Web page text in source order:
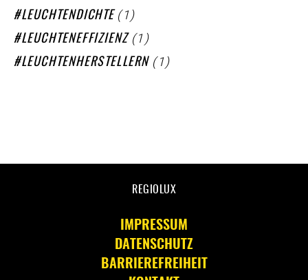
LEUCHTENDICHTE (1)
LEUCHTENEFFIZIENZ (1)
LEUCHTENHERSTELLERN (1)
REGIOLUX
IMPRESSUM
DATENSCHUTZ
BARRIEREFREIHEIT